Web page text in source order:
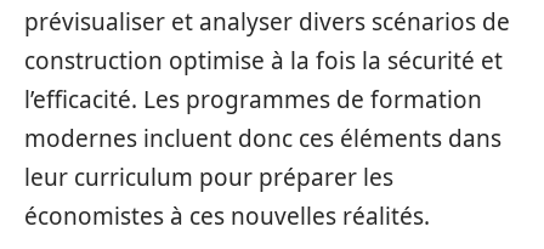
prévisualiser et analyser divers scénarios de
construction optimise à la fois la sécurité et
l’efficacité. Les programmes de formation
modernes incluent donc ces éléments dans
leur curriculum pour préparer les
économistes à ces nouvelles réalités.